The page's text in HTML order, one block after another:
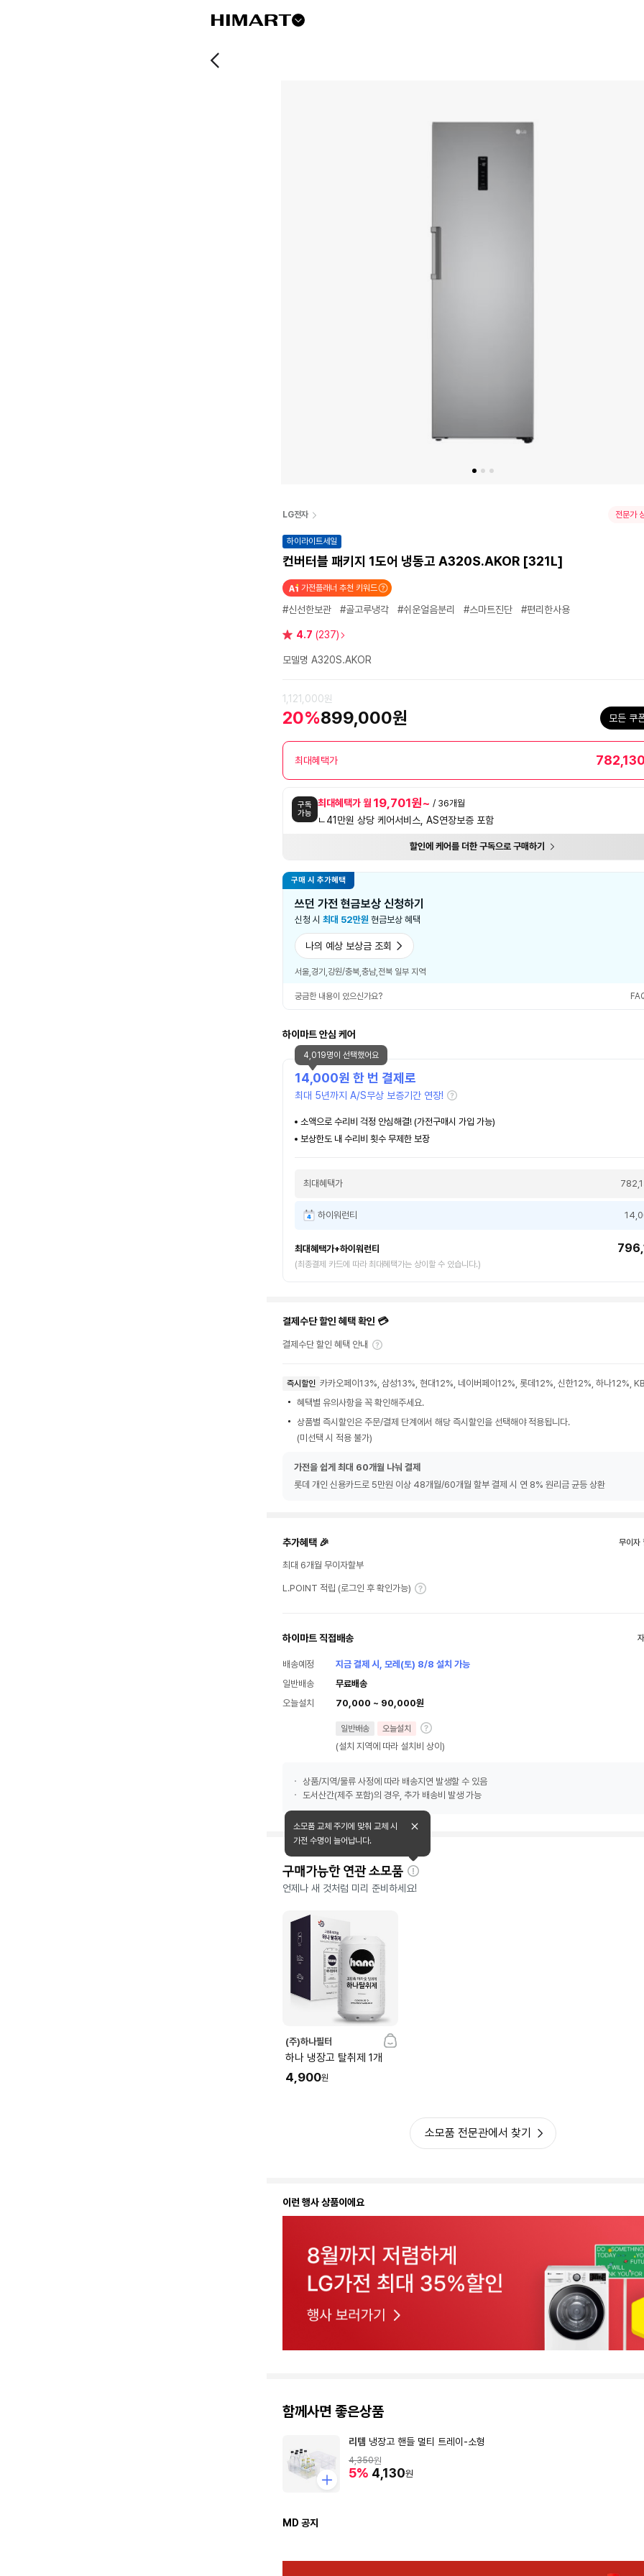
LG전자 전문가
하이라이트세일
컨버터블 패키지 1도어 냉동고 A320S.AKOR [321L]
가전플래너 추천 키워드
#신선한보관 #골고루냉각 #쉬운얼음분리 #스마트진단 #편리한사용
별 4.7 (237)
모델명 A320S.AKOR
1,121,000원
20%899,000원 모든 쿠
최대혜택가
구독
가능
최대혜택가 월 19,701원~ / 36개월
ㄴ41만원 상당 케어서비스, AS연장보증 포함
할인에 케어를 더한 구독으로 구매하기
구매 시 추가혜택
쓰던 가전 현금보상 신청하기
신청 시 최대 52만원 현금보상 혜택
나의 예상 보상금 조회
서울,경기,강원/충북,충남,전북 일부 지역
궁금한 내용이 있으신가요?
하이마트 안심 케어
14,000원 한 번 결제로
최대 5년까지 A/S무상 보증기간 연장!
소액으로 수리비 걱정 안심해결! (가전구매시 가입 가능)
보상한도 내 수리비 횟수 무제한 보장
최대혜택가
하이워런티
최대혜택가+하이워런티
(최종결제 카드에 따라 최대혜택가는 상이할 수 있습니다.)
4,019명이 선택했어요
결제수단 할인 혜택 확인 💳
결제수단 할인 혜택 안내
즉시할인 카카오페이13%, 삼성13%, 현대12%, 네이버페이12%, 롯데12%, 신한12%, 하나12%,
혜택별 유의사항을 꼭 확인해주세요.
상품별 즉시할인은 주문/결제 단계에서 해당 즉시할인을 선택해야 적용됩니다.
(미선택 시 적용 불가)
가전을 쉽게 최대 60개월 나눠 결제
롯데 개인 신용카드로 5만원 이상 48개월/60개월 할부 결제 시 연 8% 원리금 균등 상환
추가혜택 🎉 무이자
최대 6개월 무이자할부
L.POINT 적립 (로그인 후 확인가능)
하이마트 직접배송
배송예정
지금 결제 시, 모레(토) 8/8 설치 가능
일반배송
무료배송
오늘설치
70,000 ~ 90,000원
일반배송 오늘설치
(설치 지역에 따라 설치비 상이)
상품/지역/물류 사정에 따라 배송지연 발생할 수 있음
도서산간(제주 포함)의 경우, 추가 배송비 발생 가능
구매가능한 연관 소모품
자
세
소모품 교체 주기에 맞춰 교체 시
가전 수명이 늘어납니다.
언제나 새 것처럼 미리 준비하세요!
(주)하나필터
하나 냉장고 탈취제 1개
4,900원
소모품 전문관에서 찾기
이런 행사 상품이에요
함께사면 좋은상품
리템 냉장고 핸들 멀티 트레이-소형
4,350원
5% 4,130원
MD 공지